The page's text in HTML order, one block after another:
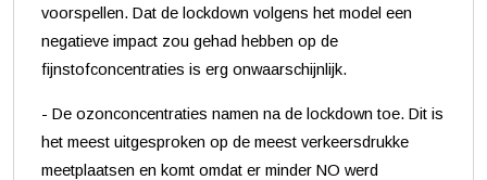
voorspellen. Dat de lockdown volgens het model een
negatieve impact zou gehad hebben op de
fijnstofconcentraties is erg onwaarschijnlijk.
- De ozonconcentraties namen na de lockdown toe. Dit is
het meest uitgesproken op de meest verkeersdrukke
meetplaatsen en komt omdat er minder NO werd